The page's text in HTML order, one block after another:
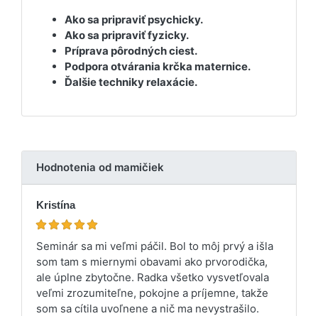
Ako sa pripraviť psychicky.
Ako sa pripraviť fyzicky.
Príprava pôrodných ciest.
Podpora otvárania krčka maternice.
Ďalšie techniky relaxácie.
Hodnotenia od mamičiek
Kristína
Seminár sa mi veľmi páčil. Bol to môj prvý a išla
som tam s miernymi obavami ako prvorodička,
ale úplne zbytočne. Radka všetko vysvetľovala
veľmi zrozumiteľne, pokojne a príjemne, takže
som sa cítila uvoľnene a nič ma nevystrašilo.